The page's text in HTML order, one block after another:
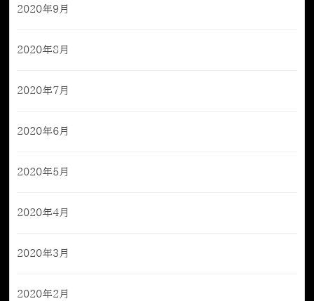
2020年9月
2020年8月
2020年7月
2020年6月
2020年5月
2020年4月
2020年3月
2020年2月